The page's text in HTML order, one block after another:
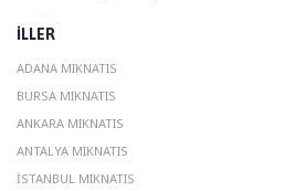
ILLER
ADANA MIKNATIS
BURSA MIKNATIS
ANKARA MIKNATIS
ANTALYA MIKNATIS
ISTANBUL MIKNATIS